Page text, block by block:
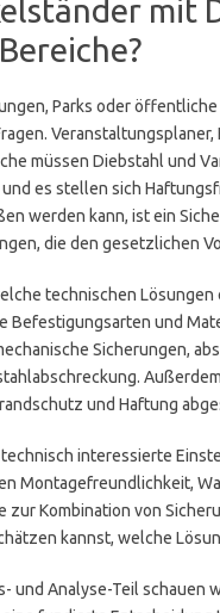
mit
Parks oder
müssen Diebstahl und
es stellen sich
werden kann, ist ein
die den gesetzlichen
technischen Lösungen
Befestigungsarten und
Sicherungen,
und Haftung
interessierte
Montagefreundlichkeit,
zur Kombination von
kannst, welche
und Analyse-Teil schauen